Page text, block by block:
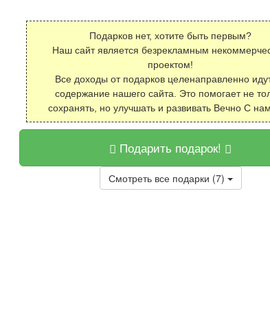
Подарков нет, хотите быть первым?
Наш сайт является безрекламным
проектом!
Все доходы от подарков целенаправленно
содержание нашего сайта. Это помогает не
сохранять, но улучшать и развивать Вечно С
Подарить подарок!
Смотреть все подарки (7)